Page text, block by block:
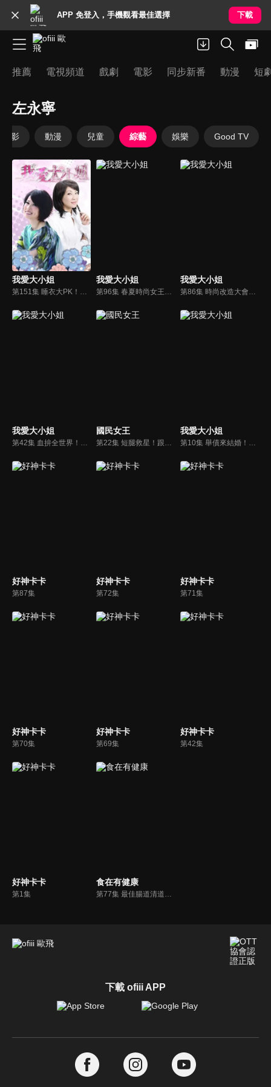
APP 免登入，手機觀看最佳選擇 下載
推薦 電視頻道 戲劇 電影 同步新番 動漫 短
左永寧
電影 動漫 兒童 綜藝 娛樂 Good TV
我愛大小姐
第151集 睡衣大PK！性感女王再次奪冠，王思佳超狂睡衣讓人鼻血狂流？！
我愛大小姐
第96集 春夏時尚女王！許聖梅必殺套裝，火辣滿點迷倒眾生？！
我愛大小姐
第86集 時尚改造大會！王思佳換可愛代言服竟更加性感？！
我愛大小姐 國民女王 我愛大小姐
好神卡卡
第87集
好神卡卡
第72集
好神卡卡
第71集
好神卡卡
第70集
好神卡卡
第69集
好神卡卡
第42集
好神卡卡
第1集
食在有健康
第77集 最佳腸道清道夫 優酪乳
下載 ofiii APP